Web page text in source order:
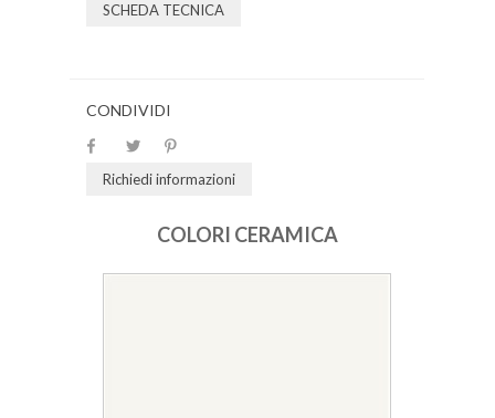
SCHEDA TECNICA
CONDIVIDI
Richiedi informazioni
COLORI CERAMICA